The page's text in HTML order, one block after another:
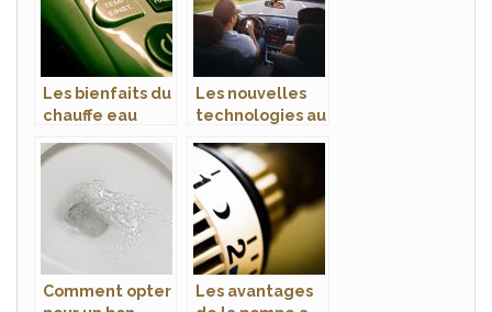
Les bienfaits du
chauffe eau
Les nouvelles
technologies au
l’automobile
Comment opter
Les avantages